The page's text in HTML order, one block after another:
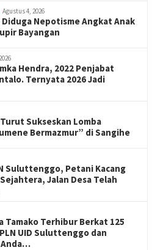
Agustus 4, 2026
Nepotisme Angkat Anak
Bayangan
Hendra, 2022 Penjabat
Ternyata 2026 Jadi
Sukseskan Lomba
Bermazmur” di Sangihe
Suluttenggo, Petani Kacang
Jalan Desa Telah
Tamako Terhibur Berkat 125
UID Suluttenggo dan
Anda…